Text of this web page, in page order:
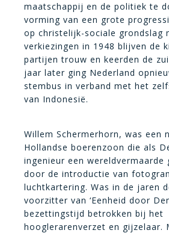
maatschappij en de politiek te
vorming van een grote
op christelijk-sociale grondslag
verkiezingen in 1948 blijven de
partijen trouw en keerden de
jaar later ging Nederland
stembus in verband met het
van Indonesië.
Willem Schermerhorn, was een
Hollandse boerenzoon die als
ingenieur een wereldvermaarde
door de introductie van
luchtkartering. Was in de jaren
voorzitter van ‘Eenheid door
bezettingstijd betrokken bij het
hooglerarenverzet en gijzelaar.